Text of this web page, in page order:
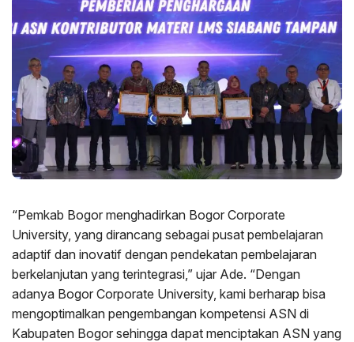
“Pemkab Bogor menghadirkan Bogor Corporate
University, yang dirancang sebagai pusat pembelajaran
adaptif dan inovatif dengan pendekatan pembelajaran
berkelanjutan yang terintegrasi,” ujar Ade. “Dengan
adanya Bogor Corporate University, kami berharap bisa
mengoptimalkan pengembangan kompetensi ASN di
Kabupaten Bogor sehingga dapat menciptakan ASN yang